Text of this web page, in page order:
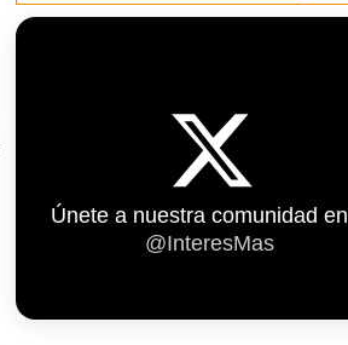
Únete a nuestra comunidad en
@InteresMas